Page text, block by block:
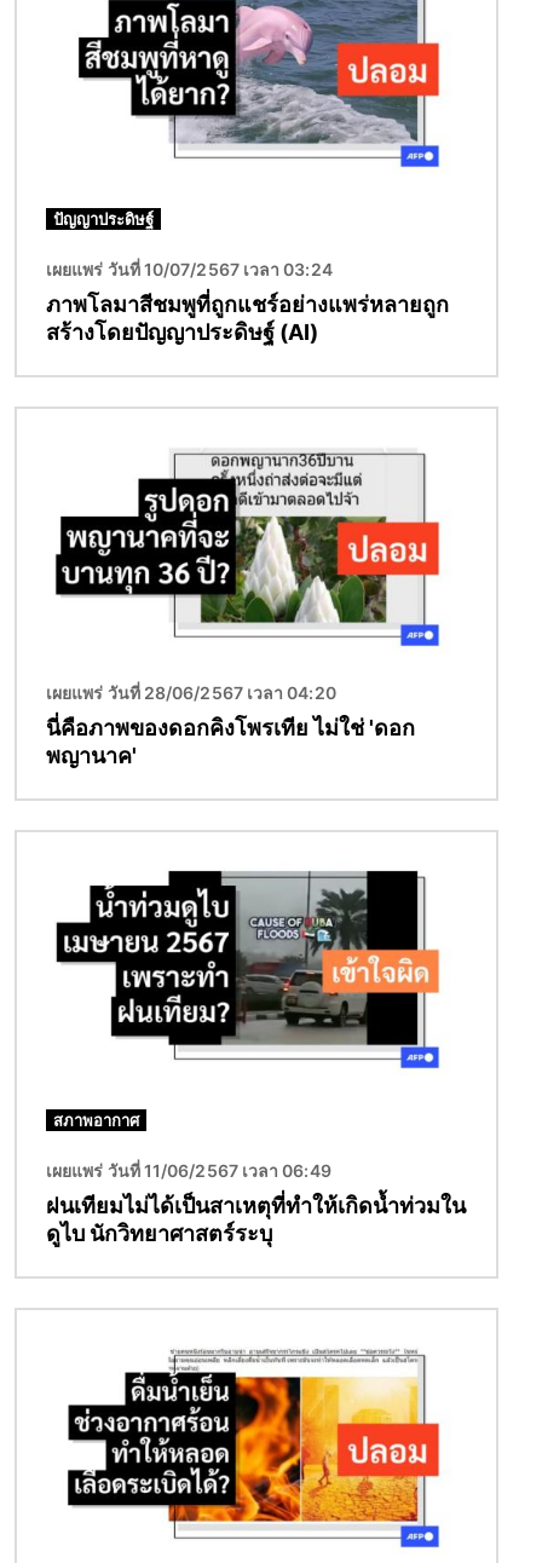
ปัญญาประดิษฐ์
เผยแพร่ วันที่ 10/07/2567 เวลา 03:24
ภาพโลมาสีชมพูที่ถูกแชร์อย่างแพร่หลายถูก
สร้างโดยปัญญาประดิษฐ์ (AI)
เผยแพร่ วันที่ 28/06/2567 เวลา 04:20
นี่คือภาพของดอกคิงโพรเทีย ไม่ใช่ 'ดอก
พญานาค'
สภาพอากาศ
เผยแพร่ วันที่ 11/06/2567 เวลา 06:49
ฝนเทียมไม่ได้เป็นสาเหตุที่ทำให้เกิดน้ำท่วมใน
ดูไบ นักวิทยาศาสตร์ระบุ